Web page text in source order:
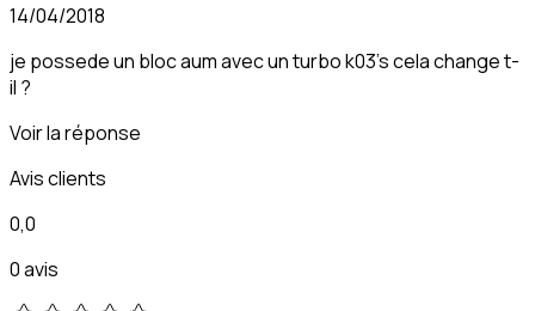
14/04/2018
je possede un bloc aum avec un turbo k03's cela change t-
il ?
Voir la réponse
Avis clients
0,0
0 avis